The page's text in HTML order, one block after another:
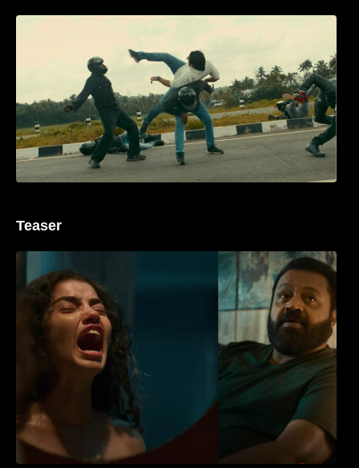
Teaser
‘ജെഎസ്‌കെ’ ടീസർ പുറത്ത്; വക്കീൽ
വേഷത്തിൽ നിറഞ്ഞാടി സുരേഷ് ഗോപി..